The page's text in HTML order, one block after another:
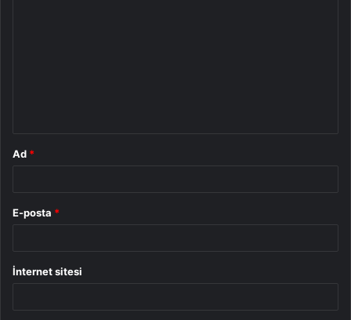
Ad *
E-posta *
İnternet sitesi